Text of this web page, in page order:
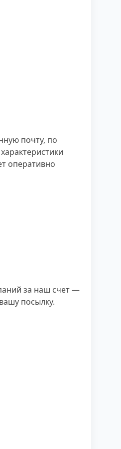
почту, по
оперативно
за наш счет —
посылку.